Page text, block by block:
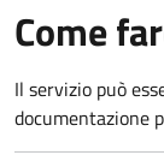
Come
Il servizio può
documentazione